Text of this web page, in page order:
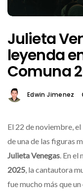
Julieta
leyenda
Comuna
Edwin Jimenez
El 22 de noviembre, el
de una de las figuras
Julieta Venegas. En el
2025, la cantautora
fue mucho más que